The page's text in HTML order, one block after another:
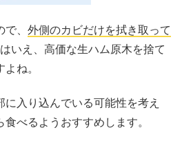
、 外側のカビだけを拭き取って
いえ、高価な生ハム原木を捨て
ね。
に入り込んでいる可能性を考え
食べるようおすすめします。